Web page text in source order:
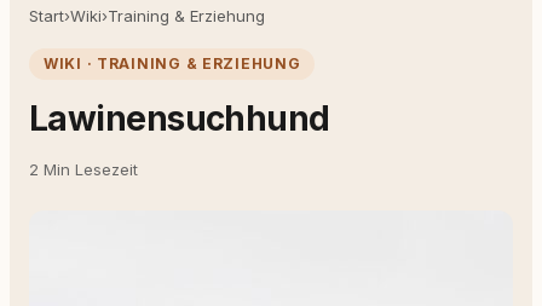
Start›Wiki›Training & Erziehung
WIKI · TRAINING & ERZIEHUNG
Lawinensuchhund
2 Min Lesezeit